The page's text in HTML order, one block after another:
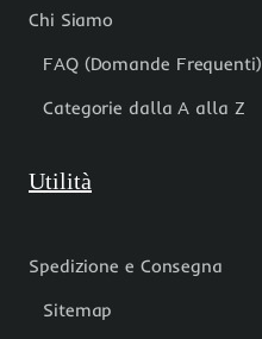
Chi Siamo
FAQ (Domande Frequenti)
Categorie dalla A alla Z
Utilità
Spedizione e Consegna
Sitemap